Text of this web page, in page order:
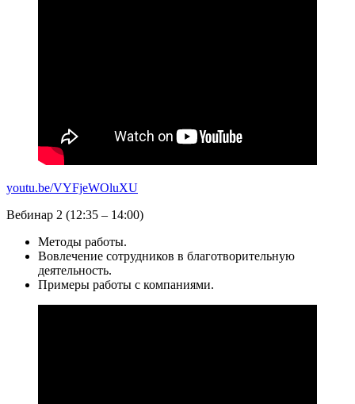
youtu.be/VYFjeWOluXU
Вебинар 2 (12:35 – 14:00)
Методы работы.
Вовлечение сотрудников в благотворительную
деятельность.
Примеры работы с компаниями.